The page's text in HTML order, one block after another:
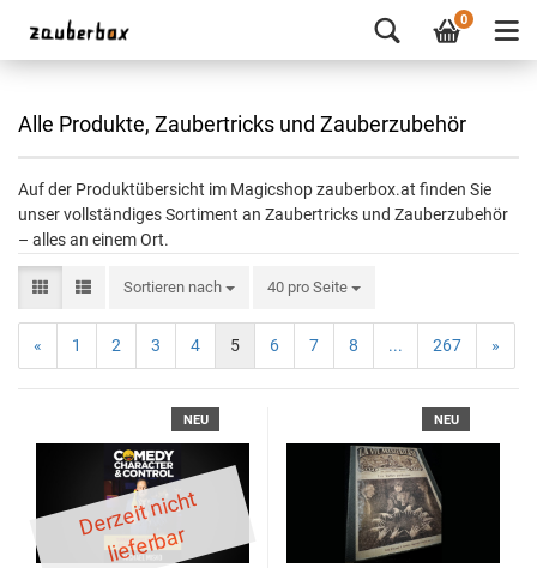
0
Alle Produkte, Zaubertricks und Zauberzubehör
Auf der Produktübersicht im Magicshop zauberbox.at finden Sie
unser vollständiges Sortiment an Zaubertricks und Zauberzubehör
– alles an einem Ort.
Sortieren nach 40 pro Seite
« 1 2 3 4 5 6 7 8 ... 267 »
D
er
z
eit
ni
c
ht
li
ef
er
b
ar
NEU NEU